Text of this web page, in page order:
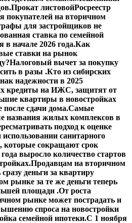
Прокат листовойРосреестр
покупателей на вторичном
для застройщиков не
ставка по семейной
в начале 2026 года.Как
ставки на рынок
Налоговый вычет за покупку
в разы .Кто из сибирских
надежности в 2025
кредиты на ИЖС, защитят от
квартиры в новостройках
после сдачи дома.Самые
названия жилых комплексов в
подход к оценке
санитарного
которые сокращают срок
выросло количество стартов
Продавцам на вторичном
деньги за квартиру
рынке за те же деньги теперь
площади .От роста
рынке может пострадать и
спроса на новостройки
семейной ипотеки.С 1 ноября